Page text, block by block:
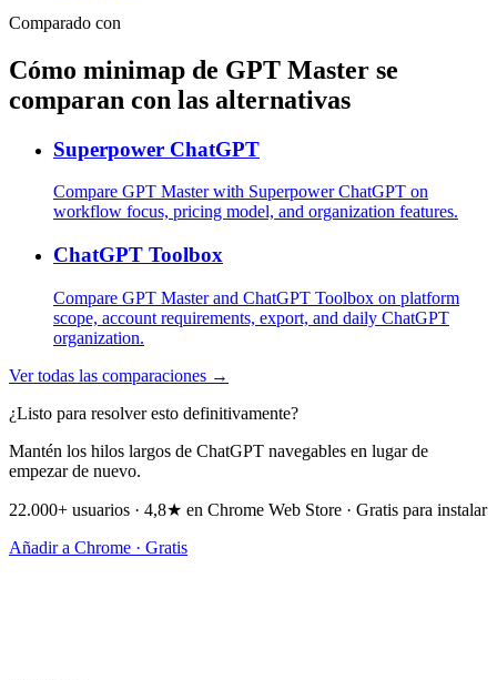
Comparado con
Cómo minimap de GPT Master se
comparan con las alternativas
Superpower ChatGPT
Compare GPT Master with Superpower ChatGPT on
workflow focus, pricing model, and organization features.
ChatGPT Toolbox
Compare GPT Master and ChatGPT Toolbox on platform
scope, account requirements, export, and daily ChatGPT
organization.
Ver todas las comparaciones →
¿Listo para resolver esto definitivamente?
Mantén los hilos largos de ChatGPT navegables en lugar de
empezar de nuevo.
22.000+ usuarios · 4,8★ en Chrome Web Store · Gratis para instalar
Añadir a Chrome · Gratis